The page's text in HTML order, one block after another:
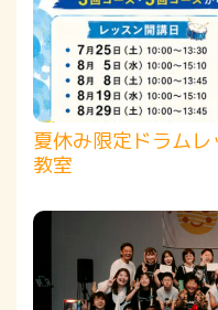
夏休み限定ドラム
教室